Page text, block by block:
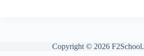
Copyright © 2026 F2School.